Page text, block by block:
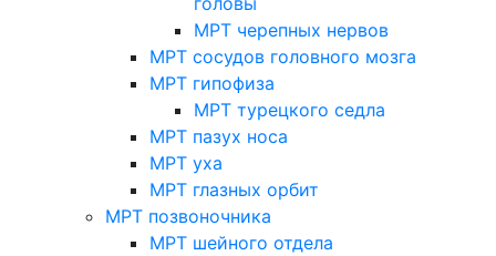
МРТ черепных нервов
МРТ сосудов головного мозга
МРТ гипофиза
МРТ турецкого седла
МРТ пазух носа
МРТ уха
МРТ глазных орбит
МРТ позвоночника
МРТ шейного отдела